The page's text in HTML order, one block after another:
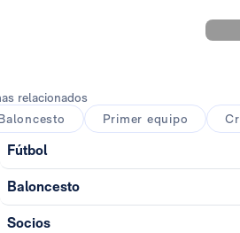
relacionados
Primer equipo
Fútbol
Baloncesto
Socios